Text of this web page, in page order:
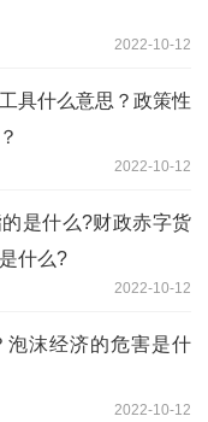
2022-10-12
具什么意思？政策性
2022-10-12
是什么?财政赤字货
什么?
2022-10-12
泡沫经济的危害是什
2022-10-12